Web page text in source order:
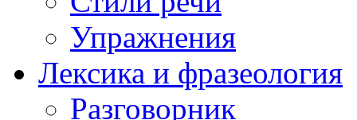
Упражнения
Лексика и фразеология
Разговорник